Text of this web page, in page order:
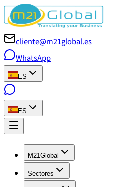
cliente@m21global.es
WhatsApp
ES
ES
M21Global
Sectores